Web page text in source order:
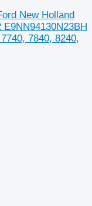
New Holland
7840, 8240,